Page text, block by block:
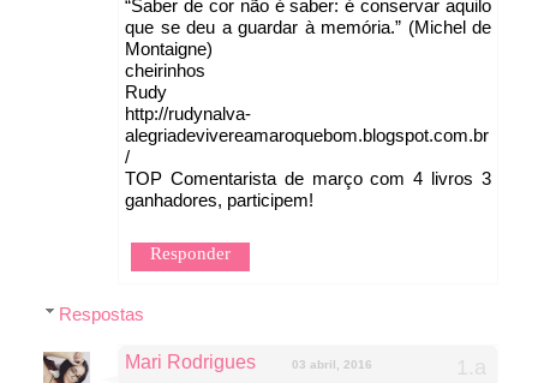
“Saber de cor não é saber: é conservar aquilo
que se deu a guardar à memória.” (Michel de
Montaigne)
cheirinhos
Rudy
http://rudynalva-
alegriadevivereamaroquebom.blogspot.com.br
/
TOP Comentarista de março com 4 livros 3
ganhadores, participem!
Responder
Respostas
Mari Rodrigues 03 abril, 2016